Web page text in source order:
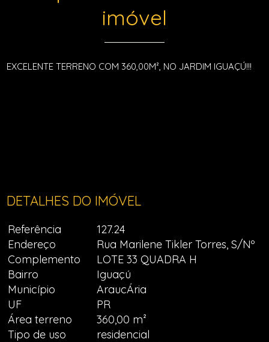
imóvel
EXCELENTE TERRENO COM 360,00M², NO JARDIM IGUAÇÚ!!!
DETALHES DO IMÓVEL
Referência
127.24
Endereço
Rua Marilene Tikler Torres, S/Nº
Complemento
LOTE 33 QUADRA H
Bairro
Iguaçú
Município
AraucÁria
UF
PR
Área terreno
360,00 m²
Tipo de uso
residencial